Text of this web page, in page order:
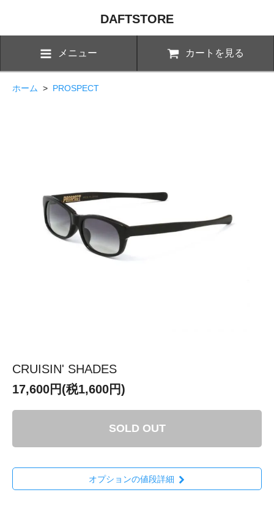
DAFTSTORE
メニュー カートを見る
ホーム > PROSPECT
CRUISIN' SHADES
17,600円(税1,600円)
SOLD OUT
オプションの値段詳細